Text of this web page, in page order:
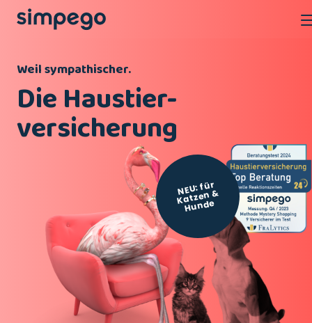
Weil sympathischer.
Die Haustier-
versicherung
NEU: für
Katzen
&
Hunde